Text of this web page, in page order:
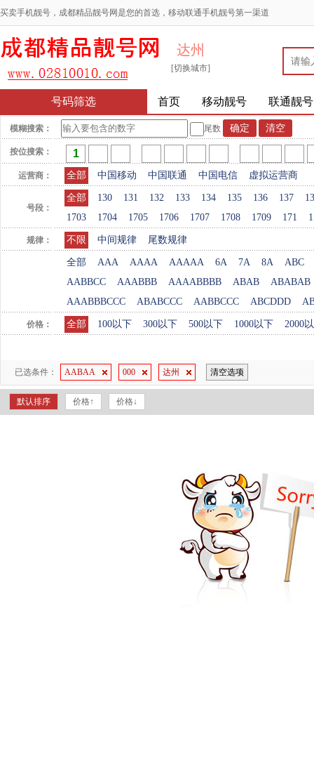
买卖手机靓号，成都精品靓号网是您的首选，移动联通手机靓号第一渠道
达州
[切换城市]
号码筛选 首页 移动靓号 联通靓号
模糊搜索： 尾数
按位搜索：
运营商： 全部 中国移动 中国联通 中国电信 虚拟运营商
号段：
全部 130 131 132 133 134 135 136 137
1703
1704 1705 1706 1707 1708 1709 171
规律： 不限 中间规律 尾数规律
全部 AAA AAAA AAAAA 6A 7A 8A
ABC
AABBCC
AAABBB AAAABBBB ABAB
ABABAB
AAABBBCCC
ABABCCC AABBCCC ABCDDD
价格： 全部 100以下 300以下 500以下 1000以下 2000
已选条件： AABAA 000 达州 清空选项
默认排序 价格↑ 价格↓